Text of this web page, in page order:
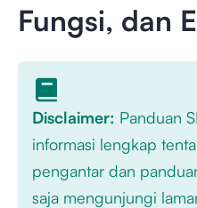
Fungsi, dan
Disclaimer: Panduan
informasi lengkap
pengantar dan
saja mengunjungi